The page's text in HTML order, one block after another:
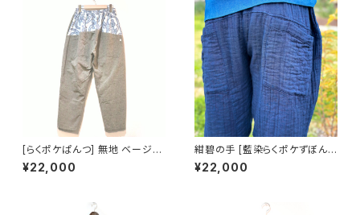
[らくポケぱんつ] 無地 ベージュ
×唐草柄（白絣）※柄部分：手織
り久留米絣使用 池田絣工房
¥22,000
紺碧の手 [藍染らくポケずぼん]
天然藍染×国産ガーゼ
¥22,000